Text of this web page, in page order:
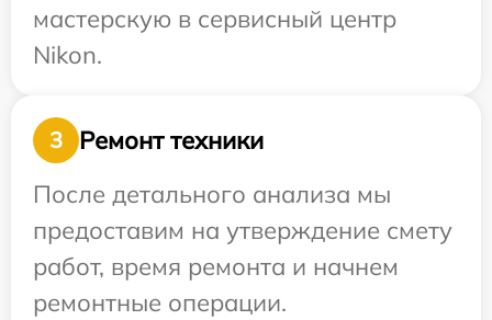
мастерскую в сервисный центр
Nikon.
3
Ремонт техники
После детального анализа мы
предоставим на утверждение смету
работ, время ремонта и начнем
ремонтные операции.